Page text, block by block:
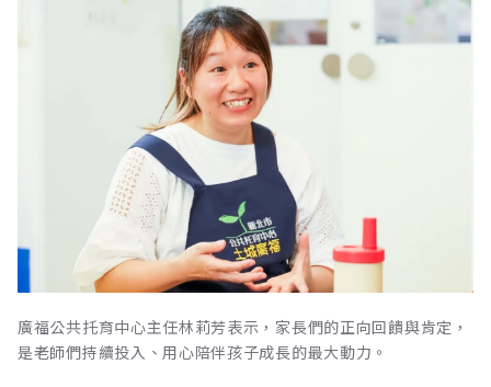
廣福公共托育中心主任林莉芳表示，家長們的正向回饋與肯定，
是老師們持續投入、用心陪伴孩子成長的最大動力。